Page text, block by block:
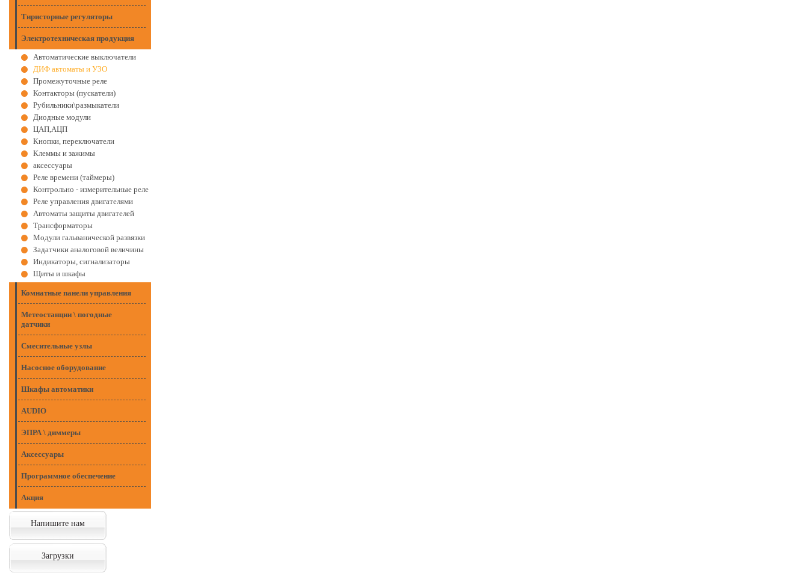
Тиристорные регуляторы
Электротехническая продукция
Автоматические выключатели
ДИФ автоматы и УЗО
Промежуточные реле
Контакторы (пускатели)
Рубильники\размыкатели
Диодные модули
ЦАП,АЦП
Кнопки, переключатели
Клеммы и зажимы
аксессуары
Реле времени (таймеры)
Контрольно - измерительные реле
Реле управления двигателями
Автоматы защиты двигателей
Трансформаторы
Модули гальванической развязки
Задатчики аналоговой величины
Индикаторы, сигнализаторы
Щиты и шкафы
Комнатные панели управления
Метеостанции \ погодные
датчики
Смесительные узлы
Насосное оборудование
Шкафы автоматики
AUDIO
ЭПРА \ диммеры
Аксессуары
Программное обеспечение
Акция
Напишите нам
Загрузки